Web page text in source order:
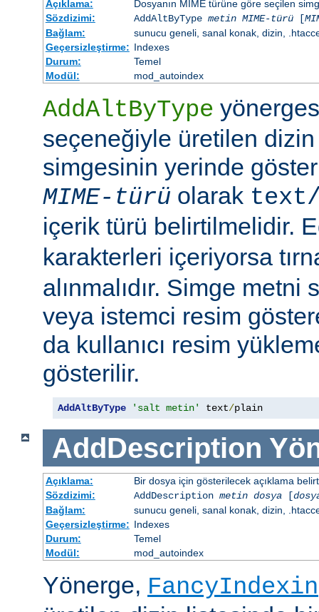
Açıklama:
Dosyanın MIME türüne göre seçilen
Sözdizimi:
AddAltByType metin MIME-türü[
Bağlam:
sunucu geneli, sanal konak, dizin,
Geçersizleştirme: Indexes
Durum:
Temel
Modül:
mod_autoindex
AddAltByType
seçeneğiyle üretilen
simgesinin yerinde
MIME-türü olarak
içerik türü belirtilmelidir.
karakterleri içeriyorsa
alınmalıdır. Simge metni
veya istemci resim
da kullanıcı resim
gösterilir.
AddAltByType 'salt metin' text/plain
AddDescription
Açıklama:
Bir dosya için gösterilecek açıklama
Sözdizimi:
AddDescription metin dosya[
Bağlam:
sunucu geneli, sanal konak, dizin,
Geçersizleştirme: Indexes
Durum:
Temel
Modül:
mod_autoindex
Yönerge,